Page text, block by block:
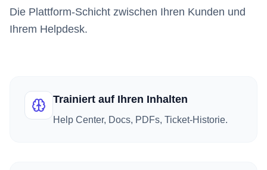
Die Plattform-Schicht zwischen Ihren Kunden und
Ihrem Helpdesk.
Trainiert auf Ihren Inhalten
Help Center, Docs, PDFs, Ticket-Historie.